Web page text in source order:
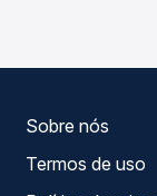
Sobre nós
Termos de uso